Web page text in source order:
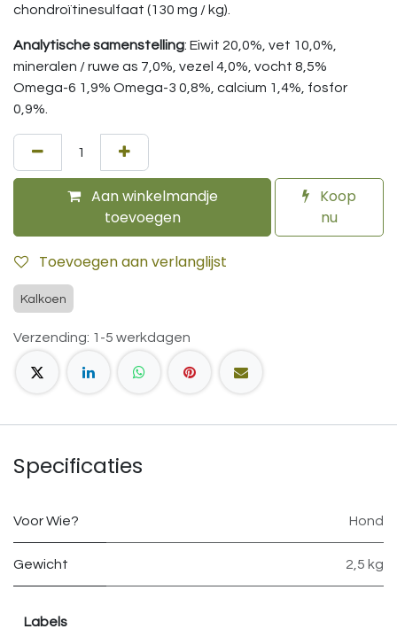
chondroïtinesulfaat (130 mg / kg).
Analytische samenstelling: Eiwit 20,0%, vet 10,0%,
mineralen / ruwe as 7,0%, vezel 4,0%, vocht 8,5%
Omega-6 1,9% Omega-3 0,8%, calcium 1,4%, fosfor
0,9%.
Aan winkelmandje
toevoegen
Koop
nu
Toevoegen aan verlanglijst
Kalkoen
Verzending: 1-5 werkdagen
Specificaties
Voor Wie? Hond
Gewicht 2,5 kg
Labels